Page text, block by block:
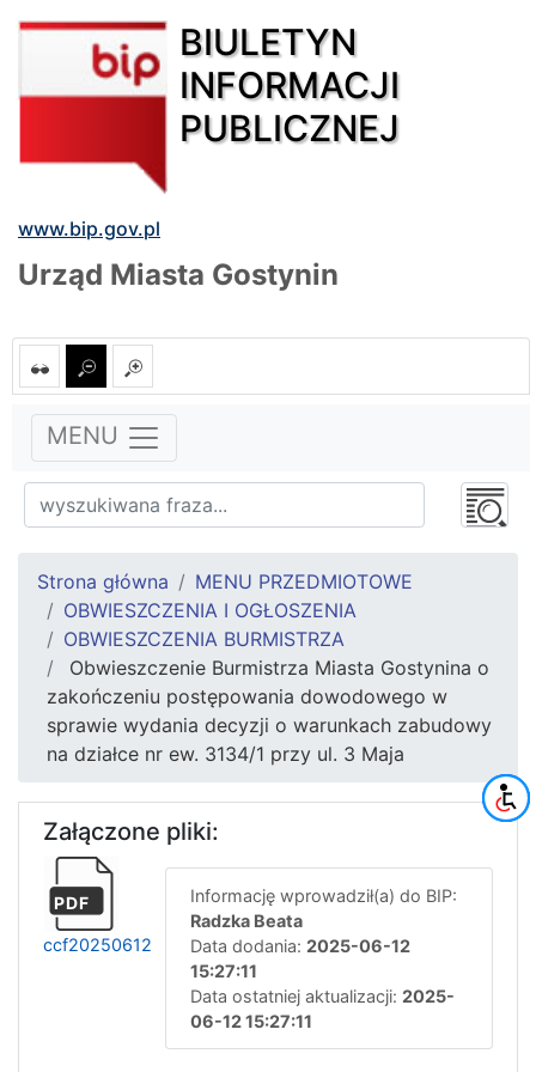
BIULETYN
INFORMACJI
PUBLICZNEJ
www.bip.gov.pl
Urząd Miasta Gostynin
MENU
Strona główna
MENU PRZEDMIOTOWE
OBWIESZCZENIA I OGŁOSZENIA
OBWIESZCZENIA BURMISTRZA
Obwieszczenie Burmistrza Miasta Gostynina o
zakończeniu postępowania dowodowego w
sprawie wydania decyzji o warunkach zabudowy
na działce nr ew. 3134/1 przy ul. 3 Maja
Załączone pliki:
PDF
ccf20250612
Informację wprowadził(a) do BIP:
Radzka Beata
Data dodania: 2025-06-12
15:27:11
Data ostatniej aktualizacji: 2025-
06-12 15:27:11